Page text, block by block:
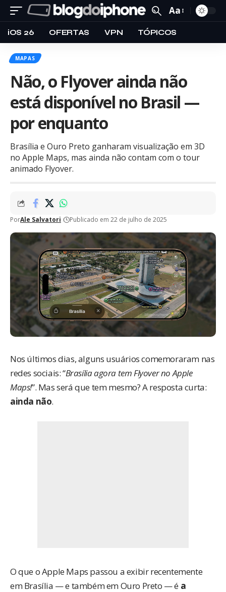
Aa
iOS 26 OFERTAS VPN TÓPICOS
MAPAS
Não, o Flyover ainda não
está disponível no Brasil —
por enquanto
Brasília e Ouro Preto ganharam visualização em 3D
no Apple Maps, mas ainda não contam com o tour
animado Flyover.
PorAle Salvatori Publicado em 22 de julho de 2025
Nos últimos dias, alguns usuários comemoraram nas
redes sociais: “Brasília agora tem Flyover no Apple
Maps!”. Mas será que tem mesmo? A resposta curta:
ainda não.
O que o Apple Maps passou a exibir recentemente
em Brasília — e também em Ouro Preto — é a